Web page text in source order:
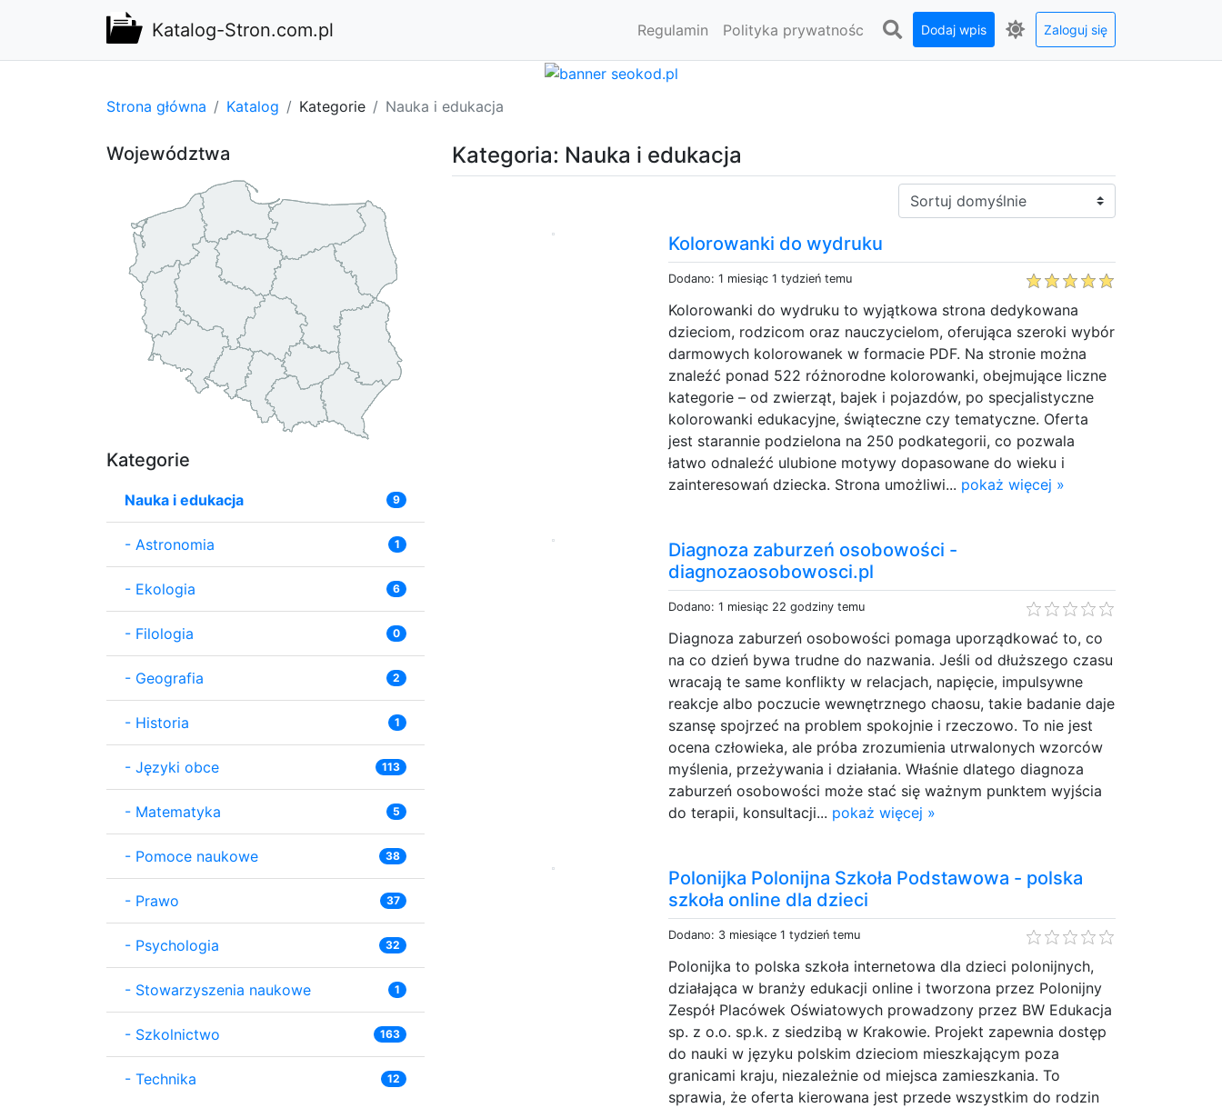
Katalog-Stron.com.pl Regulamin Polityka prywatnośc Dodaj wpis Zaloguj się
Strona główna Katalog Kategorie Nauka i edukacja
Kategoria: Nauka i edukacja
Sortuj:
Kolorowanki do wydruku
Dodano: 1 miesiąc 1 tydzień temu
Kolorowanki do wydruku to wyjątkowa strona dedykowana
dzieciom, rodzicom oraz nauczycielom, oferująca szeroki wybór
darmowych kolorowanek w formacie PDF. Na stronie można
znaleźć ponad 522 różnorodne kolorowanki, obejmujące liczne
kategorie – od zwierząt, bajek i pojazdów, po specjalistyczne
kolorowanki edukacyjne, świąteczne czy tematyczne. Oferta
jest starannie podzielona na 250 podkategorii, co pozwala
łatwo odnaleźć ulubione motywy dopasowane do wieku i
zainteresowań dziecka. Strona umożliwi... pokaż więcej »
Diagnoza zaburzeń osobowości -
diagnozaosobowosci.pl
Dodano: 1 miesiąc 22 godziny temu
Diagnoza zaburzeń osobowości pomaga uporządkować to, co
na co dzień bywa trudne do nazwania. Jeśli od dłuższego czasu
wracają te same konflikty w relacjach, napięcie, impulsywne
reakcje albo poczucie wewnętrznego chaosu, takie badanie daje
szansę spojrzeć na problem spokojnie i rzeczowo. To nie jest
ocena człowieka, ale próba zrozumienia utrwalonych wzorców
myślenia, przeżywania i działania. Właśnie dlatego diagnoza
zaburzeń osobowości może stać się ważnym punktem wyjścia
do terapii, konsultacji... pokaż więcej »
Polonijka Polonijna Szkoła Podstawowa - polska
szkoła online dla dzieci
Dodano: 3 miesiące 1 tydzień temu
Polonijka to polska szkoła internetowa dla dzieci polonijnych,
działająca w branży edukacji online i tworzona przez Polonijny
Zespół Placówek Oświatowych prowadzony przez BW Edukacja
sp. z o.o. sp.k. z siedzibą w Krakowie. Projekt zapewnia dostęp
do nauki w języku polskim dzieciom mieszkającym poza
granicami kraju, niezależnie od miejsca zamieszkania. To
sprawia, że oferta kierowana jest przede wszystkim do rodzin
Województwa
Kategorie
Nauka i edukacja 9
- Astronomia 1
- Ekologia 6
- Filologia 0
- Geografia 2
- Historia 1
- Języki obce 113
- Matematyka 5
- Pomoce naukowe 38
- Prawo 37
- Psychologia 32
- Stowarzyszenia naukowe 1
- Szkolnictwo 163
- Technika 12